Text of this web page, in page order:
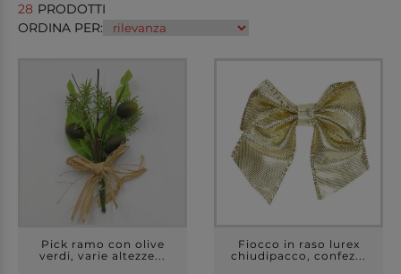
28 PRODOTTI
ORDINA PER:
Pick ramo con olive
verdi, varie altezze...
Fiocco in raso lurex
chiudipacco, confez...